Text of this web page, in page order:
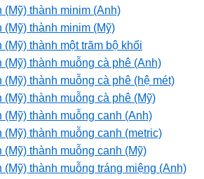
thành minim (Anh)
thành minim (Mỹ)
thành một trăm bộ khối
thành muỗng cà phê (Anh)
thành muỗng cà phê (hệ mét)
thành muỗng cà phê (Mỹ)
thành muỗng canh (Anh)
thành muỗng canh (metric)
thành muỗng canh (Mỹ)
thành muỗng tráng miệng (Anh)